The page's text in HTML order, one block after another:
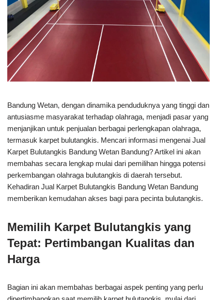
Bandung Wetan, dengan dinamika penduduknya yang tinggi dan
antusiasme masyarakat terhadap olahraga, menjadi pasar yang
menjanjikan untuk penjualan berbagai perlengkapan olahraga,
termasuk karpet bulutangkis. Mencari informasi mengenai Jual
Karpet Bulutangkis Bandung Wetan Bandung? Artikel ini akan
membahas secara lengkap mulai dari pemilihan hingga potensi
perkembangan olahraga bulutangkis di daerah tersebut.
Kehadiran Jual Karpet Bulutangkis Bandung Wetan Bandung
memberikan kemudahan akses bagi para pecinta bulutangkis.
Memilih Karpet Bulutangkis yang
Tepat: Pertimbangan Kualitas dan
Harga
Bagian ini akan membahas berbagai aspek penting yang perlu